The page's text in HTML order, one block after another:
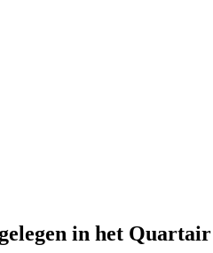
in het